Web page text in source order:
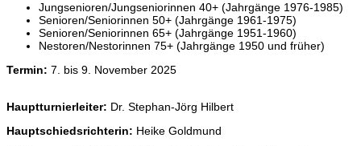
Jungsenioren/Jungseniorinnen 40+ (Jahrgänge 1976-1985)
Senioren/Seniorinnen 50+ (Jahrgänge 1961-1975)
Senioren/Seniorinnen 65+ (Jahrgänge 1951-1960)
Nestoren/Nestorinnen 75+ (Jahrgänge 1950 und früher)
Termin: 7. bis 9. November 2025
Hauptturnierleiter: Dr. Stephan-Jörg Hilbert
Hauptschiedsrichterin: Heike Goldmund